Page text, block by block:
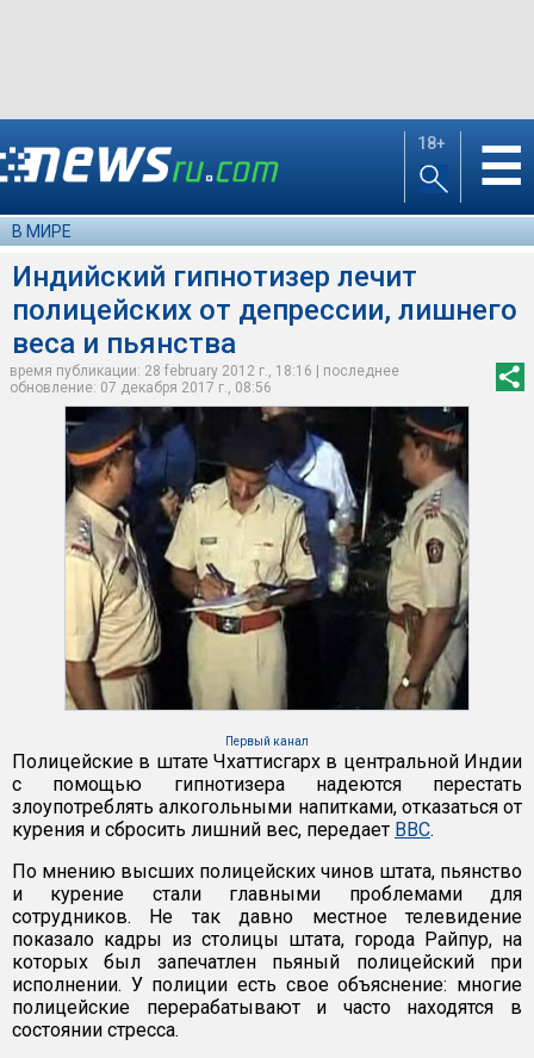
18+ ☰
В МИРЕ
Индийский гипнотизер лечит
полицейских от депрессии, лишнего
веса и пьянства
время публикации: 28 february 2012 г., 18:16 | последнее
обновление: 07 декабря 2017 г., 08:56
Первый канал
Полицейские в штате Чхаттисгарх в центральной Индии
с помощью гипнотизера надеются перестать
злоупотреблять алкогольными напитками, отказаться от
курения и сбросить лишний вес, передает ВВС.
По мнению высших полицейских чинов штата, пьянство
и курение стали главными проблемами для
сотрудников. Не так давно местное телевидение
показало кадры из столицы штата, города Райпур, на
которых был запечатлен пьяный полицейский при
исполнении. У полиции есть свое объяснение: многие
полицейские перерабатывают и часто находятся в
состоянии стресса.